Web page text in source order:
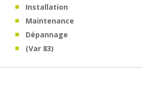
Installation
Maintenance
Dépannage
(Var 83)